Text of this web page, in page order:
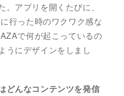
アプリを開くたびに、
行った時のワクワク感な
で何が起こっているの
うにデザインをしまし
んなコンテンツを発信